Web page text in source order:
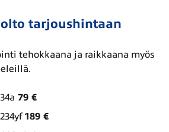
tarjoushintaan
tehokkaana ja raikkaana myös
79 €
189 €